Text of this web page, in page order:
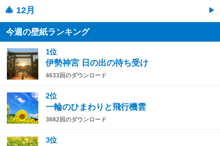
🎄 12月
今週の壁紙ランキング
1位
伊勢神宮 日の出の待ち受け
4633回のダウンロード
2位
一輪のひまわりと飛行機雲
3682回のダウンロード
3位